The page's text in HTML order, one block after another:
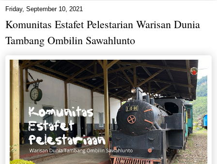
Friday, September 10, 2021
Komunitas Estafet Pelestarian Warisan Dunia
Tambang Ombilin Sawahlunto